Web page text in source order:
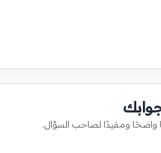
واضحًا ومفيدًا لصاحب السؤال.